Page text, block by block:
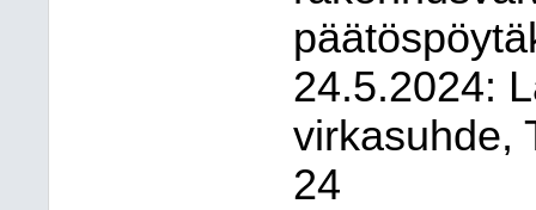
24.5.2024:
virkasuhde,
24